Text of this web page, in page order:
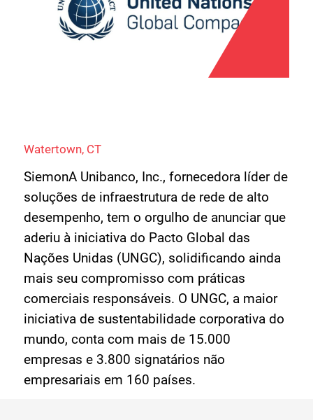
Watertown, CT
SiemonA Unibanco, Inc., fornecedora líder de
soluções de infraestrutura de rede de alto
desempenho, tem o orgulho de anunciar que
aderiu à iniciativa do Pacto Global das
Nações Unidas (UNGC), solidificando ainda
mais seu compromisso com práticas
comerciais responsáveis. O UNGC, a maior
iniciativa de sustentabilidade corporativa do
mundo, conta com mais de 15.000
empresas e 3.800 signatários não
empresariais em 160 países.